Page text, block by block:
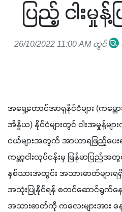
ပြည့် ငါးမှု
26/10/2022 11:00 AM တွင်
အရှေ့တောင်အာရှနိုင်ငံများ (ကမ္ဘော
အိန္ဒိယ) နိုင်ငံများတွင် ငါးအမှုန့်မ
ငယ်များအတွက် အာဟာရဖြည့်ပေ
ကမ္ဘာ့ငါးလုပ်ငန်းမှ မြန်မာပြည်အ
နှစ်သားအတွင်း အသားဓာတ်များရ
အသုံးပြုနိုင်ရန် စတင်ဆောင်ရွက်န
အသားဓာတ်ကို ကလေးများအား န